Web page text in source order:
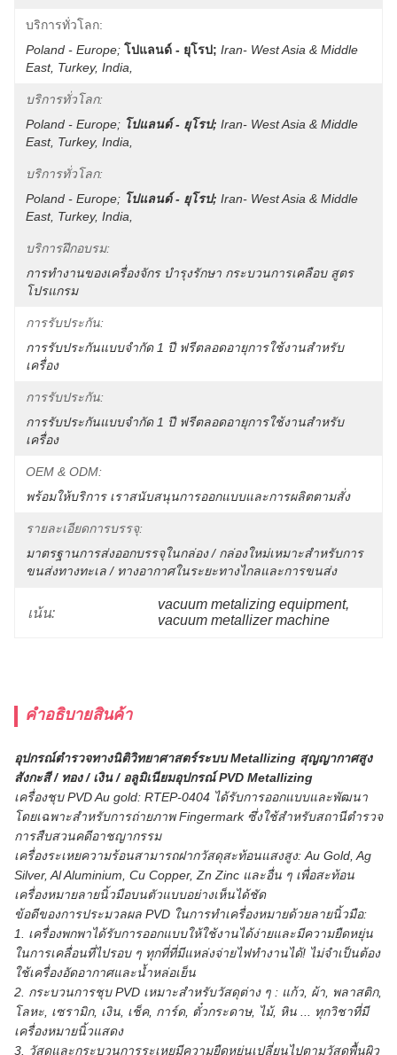
บริการทั่วโลก:
Poland - Europe; โปแลนด์ - ยุโรป; Iran- West Asia & Middle
East, Turkey, India,
บริการทั่วโลก:
Poland - Europe; โปแลนด์ - ยุโรป; Iran- West Asia & Middle
East, Turkey, India,
บริการทั่วโลก:
Poland - Europe; โปแลนด์ - ยุโรป; Iran- West Asia & Middle
East, Turkey, India,
บริการฝึกอบรม:
การทำงานของเครื่องจักร บำรุงรักษา กระบวนการเคลือบ สูตร
โปรแกรม
การรับประกัน:
การรับประกันแบบจำกัด 1 ปี ฟรีตลอดอายุการใช้งานสำหรับ
เครื่อง
การรับประกัน:
การรับประกันแบบจำกัด 1 ปี ฟรีตลอดอายุการใช้งานสำหรับ
เครื่อง
OEM & ODM:
พร้อมให้บริการ เราสนับสนุนการออกแบบและการผลิตตามสั่ง
รายละเอียดการบรรจุ:
มาตรฐานการส่งออกบรรจุในกล่อง / กล่องใหม่เหมาะสำหรับการ
ขนส่งทางทะเล / ทางอากาศในระยะทางไกลและการขนส่ง
เน้น:
vacuum metalizing equipment,
vacuum metallizer machine
คําอธิบายสินค้า
อุปกรณ์ตำรวจทางนิติวิทยาศาสตร์ระบบ Metallizing สุญญากาศสูง
สังกะสี / ทอง / เงิน / อลูมิเนียมอุปกรณ์ PVD Metallizing
เครื่องชุบ PVD Au gold: RTEP-0404 ได้รับการออกแบบและพัฒนา
โดยเฉพาะสำหรับการถ่ายภาพ Fingermark ซึ่งใช้สำหรับสถานีตำรวจ
การสืบสวนคดีอาชญากรรม
เครื่องระเหยความร้อนสามารถฝากวัสดุสะท้อนแสงสูง: Au Gold, Ag
Silver, Al Aluminium, Cu Copper, Zn Zinc และอื่น ๆ เพื่อสะท้อน
เครื่องหมายลายนิ้วมือบนตัวแบบอย่างเห็นได้ชัด
ข้อดีของการประมวลผล PVD ในการทำเครื่องหมายด้วยลายนิ้วมือ:
1. เครื่องพกพาได้รับการออกแบบให้ใช้งานได้ง่ายและมีความยืดหยุ่น
ในการเคลื่อนที่ไปรอบ ๆ ทุกที่ที่มีแหล่งจ่ายไฟทำงานได้! ไม่จำเป็นต้อง
ใช้เครื่องอัดอากาศและน้ำหล่อเย็น
2. กระบวนการชุบ PVD เหมาะสำหรับวัสดุต่าง ๆ : แก้ว, ผ้า, พลาสติก,
โลหะ, เซรามิก, เงิน, เช็ค, การ์ด, ตั๋วกระดาษ, ไม้, หิน ... ทุกวิชาที่มี
เครื่องหมายนิ้วแสดง
3. วัสดุและกระบวนการระเหยมีความยืดหยุ่นเปลี่ยนไปตามวัสดุพื้นผิว